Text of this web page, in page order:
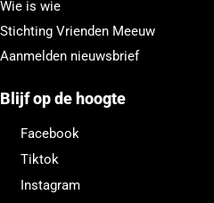
Wie is wie
Stichting Vrienden Meeuw
Aanmelden nieuwsbrief
Blijf op de hoogte
Facebook
Tiktok
Instagram